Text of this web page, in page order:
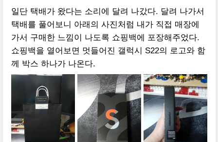
일단 택배가 왔다는 소리에 달려 나갔다. 달려 나가서
택배를 풀어보니 아래의 사진처럼 내가 직접 매장에
가서 구매한 느낌이 나도록 쇼핑백에 포장해주었다.
쇼핑백을 열어보면 멋들어진 갤럭시 S22의 로고와 함
께 박스 하나가 나온다.